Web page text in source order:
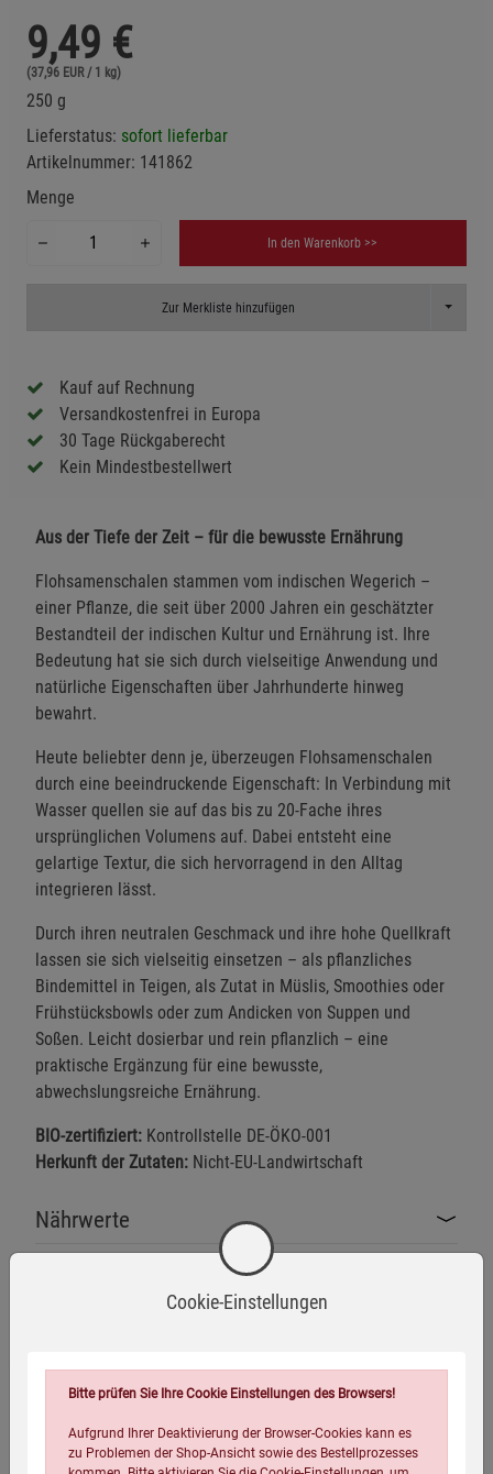
9,49 €
(37,96 EUR / 1 kg)
250 g
Lieferstatus: sofort lieferbar
Artikelnummer: 141862
Menge
In den Warenkorb >>
Zur Merkliste hinzufügen Toggle
Kauf auf Rechnung
Versandkostenfrei in Europa
30 Tage Rückgaberecht
Kein Mindestbestellwert
Aus der Tiefe der Zeit – für die bewusste Ernährung
Flohsamenschalen stammen vom indischen Wegerich –
einer Pflanze, die seit über 2000 Jahren ein geschätzter
Bestandteil der indischen Kultur und Ernährung ist. Ihre
Bedeutung hat sie sich durch vielseitige Anwendung und
natürliche Eigenschaften über Jahrhunderte hinweg
bewahrt.
Heute beliebter denn je, überzeugen Flohsamenschalen
durch eine beeindruckende Eigenschaft: In Verbindung mit
Wasser quellen sie auf das bis zu 20-Fache ihres
ursprünglichen Volumens auf. Dabei entsteht eine
gelartige Textur, die sich hervorragend in den Alltag
integrieren lässt.
Durch ihren neutralen Geschmack und ihre hohe Quellkraft
lassen sie sich vielseitig einsetzen – als pflanzliches
Bindemittel in Teigen, als Zutat in Müslis, Smoothies oder
Frühstücksbowls oder zum Andicken von Suppen und
Soßen. Leicht dosierbar und rein pflanzlich – eine
praktische Ergänzung für eine bewusste,
abwechslungsreiche Ernährung.
BIO-zertifiziert: Kontrollstelle DE-ÖKO-001
Herkunft der Zutaten: Nicht-EU-Landwirtschaft
Nährwerte
Herstellerinformationen
Bio-zertifiziert Zusatzstofffrei Vegan
Cookie-Einstellungen
Bitte prüfen Sie Ihre Cookie Einstellungen des Browsers!
Aufgrund Ihrer Deaktivierung der Browser-Cookies kann es
zu Problemen der Shop-Ansicht sowie des Bestellprozesses